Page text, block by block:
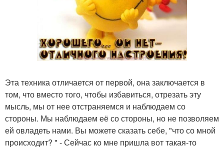
Эта техника отличается от первой, она заключается в
том, что вместо того, чтобы избавиться, отрезать эту
мысль, мы от нее отстраняемся и наблюдаем со
стороны. Мы наблюдаем её со стороны, но не позволяем
ей овладеть нами. Вы можете сказать себе, "что со мной
происходит? " - Сейчас ко мне пришла вот такая-то